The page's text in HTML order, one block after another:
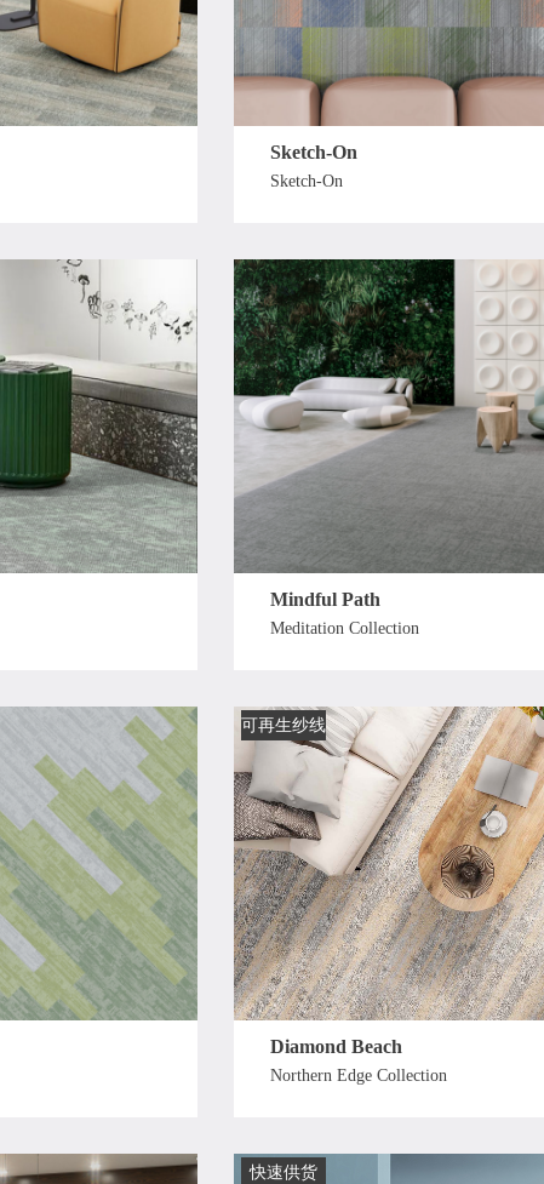
Sketch-On
Sketch-On
Mindful Path
Meditation Collection
可再生纱线
Diamond Beach
Northern Edge Collection
快速供货